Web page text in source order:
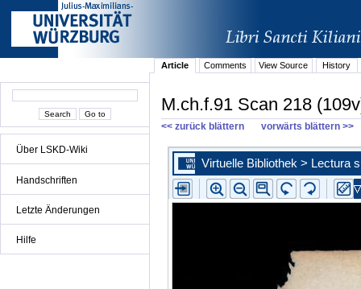
Über LSKD-Wiki
Handschriften
Letzte Änderungen
Hilfe
Article Comments View Source History
M.ch.f.91 Scan 218
<< zurück blättern vorwärts blättern >>